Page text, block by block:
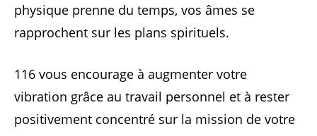
physique prenne du temps, vos âmes se
rapprochent sur les plans spirituels.
116 vous encourage à augmenter votre
vibration grâce au travail personnel et à rester
positivement concentré sur la mission de votre